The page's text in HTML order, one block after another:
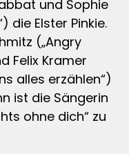
und Sophie
die Elster Pinkie.
(„Angry
Felix Kramer
alles erzählen“)
ist die Sängerin
ohne dich“ zu